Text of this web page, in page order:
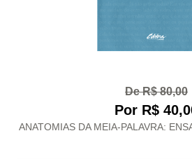
De R$ 80,00
Por R$
ANATOMIAS DA MEIA-PALAVRA: